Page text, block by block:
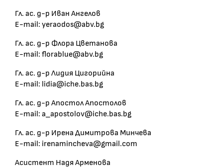
Гл. ас. д-р Иван Ангелов
E-mail: yeraodos@abv.bg
Гл. ас. д-р Флора Цветанова
E-mail: florablue@abv.bg
Гл. ас. д-р Лидия Цигорийна
E-mail: lidia@iche.bas.bg
Гл. ас. д-р Апостол Апостолов
E-mail: a_apostolov@iche.bas.bg
Гл. ас. д-р Ирена Димитрова Минчева
E-mail: irenamincheva@gmail.com
Асистент Надя Арменова